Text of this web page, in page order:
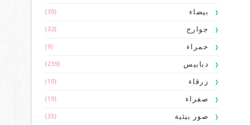
بيضاء (30)
جوارح (32)
حمراء (9)
دبابيس (239)
زرقاء (10)
صفراء (19)
صور بيئية (35)